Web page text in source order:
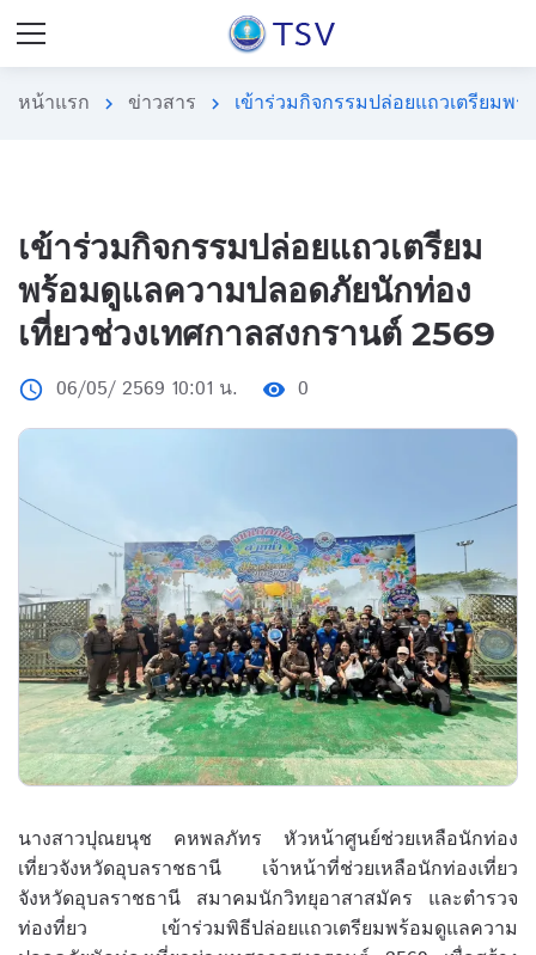
หน้าแรก chevron_right ข่าวสาร chevron_right เข้าร่วมกิจกรรมปล่อยแถวเตรียมพ
เข้าร่วมกิจกรรมปล่อยแถวเตรียม
พร้อมดูแลความปลอดภัยนักท่อง
เที่ยวช่วงเทศกาลสงกรานต์ 2569
access_time 06/05/ 2569 10:01 น. visibility 0
นางสาวปุณยนุช คหพลภัทร หัวหน้าศูนย์ช่วยเหลือนักท่อง
เที่ยวจังหวัดอุบลราชธานี เจ้าหน้าที่ช่วยเหลือนักท่องเที่ยว
จังหวัดอุบลราชธานี สมาคมนักวิทยุอาสาสมัคร และตำรวจ
ท่องที่ยว เข้าร่วมพิธีปล่อยแถวเตรียมพร้อมดูแลความ